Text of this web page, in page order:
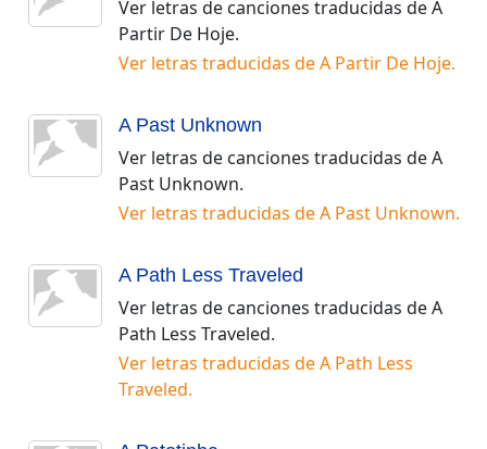
Ver letras de canciones traducidas deA
Partir De Hoje.
Ver letras traducidas deA Partir De Hoje.
A Past Unknown
Ver letras de canciones traducidas deA
Past Unknown.
Ver letras traducidas deA Past Unknown.
A Path Less Traveled
Ver letras de canciones traducidas deA
Path Less Traveled.
Ver letras traducidas deA Path Less
Traveled.